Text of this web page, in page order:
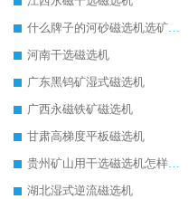
什么牌子的河砂磁选机选矿效果好
河南干选磁选机
广东黑钨矿湿式磁选机
广西永磁铁矿磁选机
甘肃高梯度平板磁选机
贵州矿山用干选磁选机怎样调磁
湖北湿式逆流磁选机